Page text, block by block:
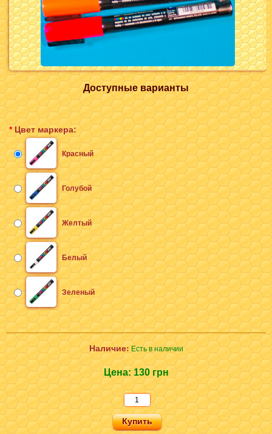
Доступные варианты
* Цвет маркера:
Красный
Голубой
Желтый
Белый
Зеленый
Наличие: Есть в наличии
Цена: 130 грн